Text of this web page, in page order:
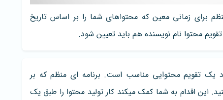
برای زمانی معین که محتواهای شما را بر اساس تاریخ
محتوا نام نویسنده هم باید تعیین شود.
یک تقویم محتوایی مناسب است. برنامه ای منظم که بر
این اقدام به شما کمک میکند کار تولید محتوا را طبق یک